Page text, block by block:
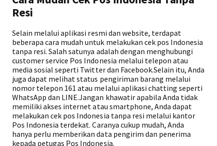
Resi
Selain melalui aplikasi resmi dan website, terdapat
beberapa cara mudah untuk melakukan cek pos Indonesia
tanpa resi. Salah satunya adalah dengan menghubungi
customer service Pos Indonesia melalui telepon atau
media sosial seperti Twitter dan Facebook.Selain itu, Anda
juga dapat melihat status pengiriman barang melalui
nomor telepon 161 atau melalui aplikasi chatting seperti
WhatsApp dan LINE.Jangan khawatir apabila Anda tidak
memiliki akses internet atau smartphone, Anda dapat
melakukan cek pos Indonesia tanpa resi melalui kantor
Pos Indonesia terdekat. Caranya cukup mudah, Anda
hanya perlu memberikan data pengirim dan penerima
kepada petugas Pos Indonesia.